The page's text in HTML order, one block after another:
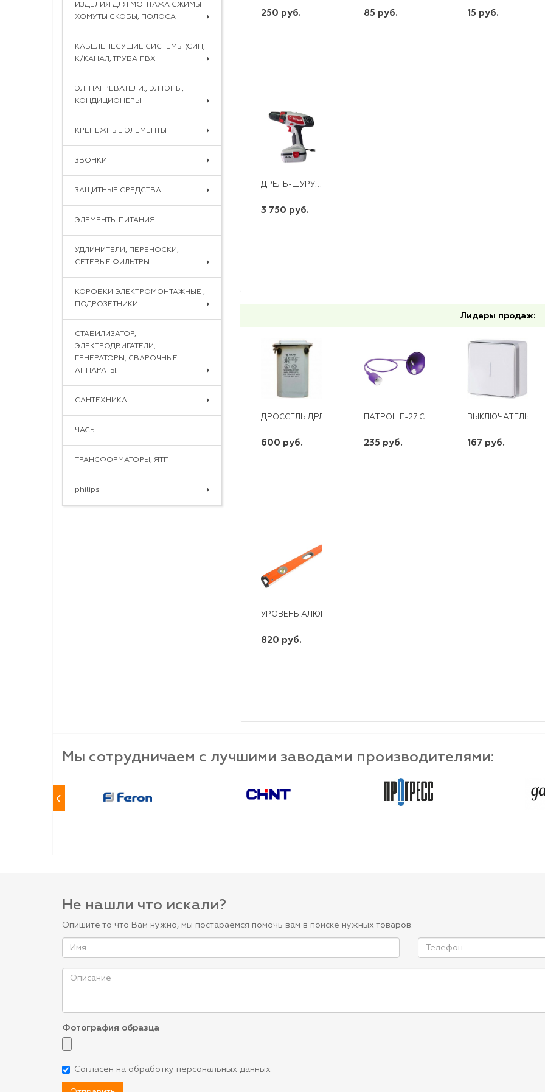
ИЗДЕЛИЯ ДЛЯ МОНТАЖА СЖИМЫ
ХОМУТЫ СКОБЫ, ПОЛОСА
КАБЕЛЕНЕСУЩИЕ СИСТЕМЫ (СИП,
К/КАНАЛ, ТРУБА ПВХ
ЭЛ. НАГРЕВАТЕЛИ., ЭЛ ТЭНЫ,
КОНДИЦИОНЕРЫ
КРЕПЕЖНЫЕ ЭЛЕМЕНТЫ
ЗВОНКИ
ЗАЩИТНЫЕ СРЕДСТВА
ЭЛЕМЕНТЫ ПИТАНИЯ
УДЛИНИТЕЛИ, ПЕРЕНОСКИ,
СЕТЕВЫЕ ФИЛЬТРЫ
КОРОБКИ ЭЛЕКТРОМОНТАЖНЫЕ ,
ПОДРОЗЕТНИКИ
СТАБИЛИЗАТОР,
ЭЛЕКТРОДВИГАТЕЛИ,
ГЕНЕРАТОРЫ, СВАРОЧНЫЕ
АППАРАТЫ.
САНТЕХНИКА
ЧАСЫ
ТРАНСФОРМАТОРЫ, ЯТП
philips
250 руб. 85 руб. 15 руб.
ДРЕЛЬ-ШУРУПОВЕРТ АККУМ. ЗДА-14,4-2 0-400/0-1150 ОБ/МИН,14,4В ЭЛ.ТОРМОЗ КЕЙС ПРОМО ЗУБР
3 750 руб.
Лидеры продаж:
ДРОССЕЛЬ ДРЛ- 250 В КОРПУСЕ СВЕТОВЫЕ РЕШЕНИЯ
600 руб.
ПАТРОН Е-27 СО ШНУРОМ 1М
235 руб.
ВЫКЛЮЧАТЕЛЬ 1КЛ
167 руб.
УРОВЕНЬ АЛЮМИНИЕВЫЙ "МАГНИТНЫЙ" 1000 ММ, ФРЕЗЕРОВАННЫЙ 3
820 руб.
Мы сотрудничаем с лучшими заводами производителями:
‹
Не нашли что искали?
Опишите то что Вам нужно, мы постараемся помочь вам в поиске нужных товаров.
Фотография образца
Согласен на обработку персональных данных